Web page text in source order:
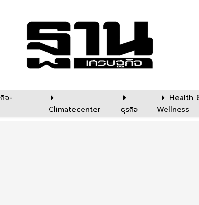
จ-
Climatecenter ธุรกิจ
Health
Wellness